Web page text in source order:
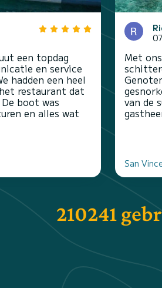
een topdag
en service
hadden een heel
restaurant dat
boot was
en alles wat
Met
van de
San
210241